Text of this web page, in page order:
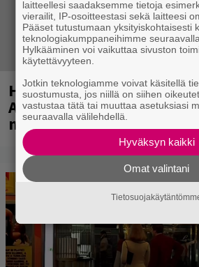
Huomenna se ilmestyy –
A.W. Yrjänän
mammuttimainen
laitteellesi saadaksemme tietoja
vierailit, IP-osoitteestasi sekä laitteesi
Pääset tutustumaan yksityiskohtaisesti
teknologiakumppaneihimme
Hylkääminen voi vaikuttaa sivuston
käytettävyyteen.
Jotkin teknologiamme voivat käsitellä
suostumusta, jos niillä on siihen
vastustaa tätä tai muuttaa asetuksiasi
seuraavalla välilehdellä.
Hyväksyn kaikki
Omat valintani